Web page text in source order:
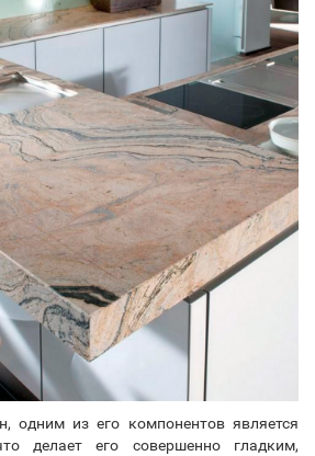
одним из его компонентов является
делает его совершенно гладким,